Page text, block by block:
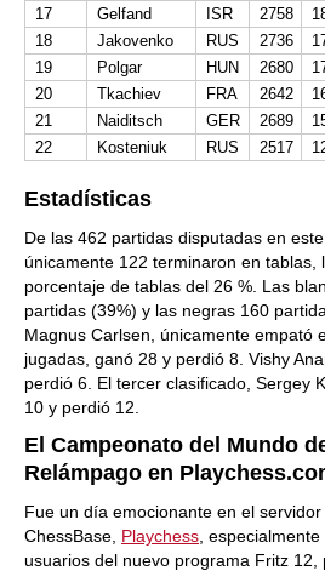
17
Gelfand ISR 2758
18
Jakovenko RUS 2736
19
Polgar HUN 2680
20
Tkachiev FRA 2642
21
Naiditsch GER 2689
22
Kosteniuk RUS 2517
Estadísticas
De las 462 partidas disputadas en
únicamente 122 terminaron en tablas,
porcentaje de tablas del 26 %. Las
partidas (39%) y las negras 160
Magnus Carlsen, únicamente empató
jugadas, ganó 28 y perdió 8. Vishy
perdió 6. El tercer clasificado, Sergey
10 y perdió 12.
El Campeonato del Mundo
Relámpago en
Fue un día emocionante en el
ChessBase, Playchess ,
usuarios del nuevo programa Fritz 12,